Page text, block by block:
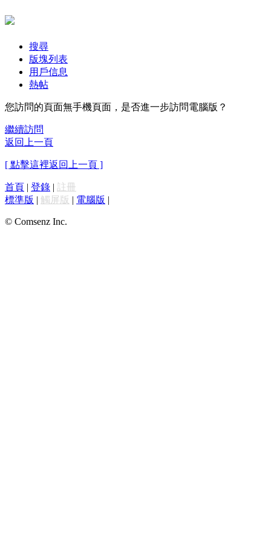
搜尋
版塊列表
用戶信息
熱帖
您訪問的頁面無手機頁面，是否進一步訪問電腦版？
繼續訪問
返回上一頁
[ 點擊這裡返回上一頁 ]
首頁 | 登錄 | 註冊
標準版 | 觸屏版 | 電腦版 |
© Comsenz Inc.